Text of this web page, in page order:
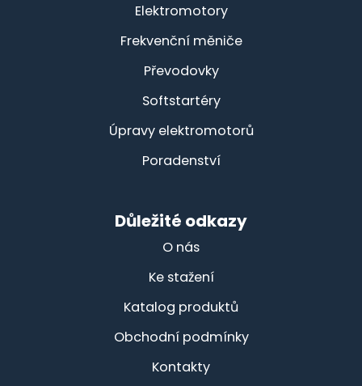
Elektromotory
Frekvenční měniče
Převodovky
Softstartéry
Úpravy elektromotorů
Poradenství
Důležité odkazy
O nás
Ke stažení
Katalog produktů
Obchodní podmínky
Kontakty